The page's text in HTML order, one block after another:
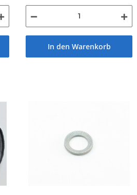
In den Warenkorb